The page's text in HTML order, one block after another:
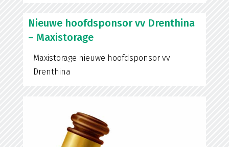
Nieuwe hoofdsponsor vv Drenthina
– Maxistorage
Maxistorage nieuwe hoofdsponsor vv
Drenthina